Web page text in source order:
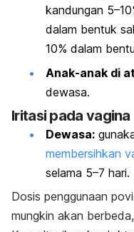
kandungan
dalam bentuk
10% dalam
Anak-anak di
dewasa.
Iritasi pada vagina
Dewasa:
membersihkan
selama 5–7 hari.
Dosis penggunaan
mungkin akan